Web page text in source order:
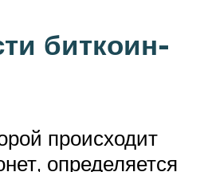
биткоин-
происходит
определяется